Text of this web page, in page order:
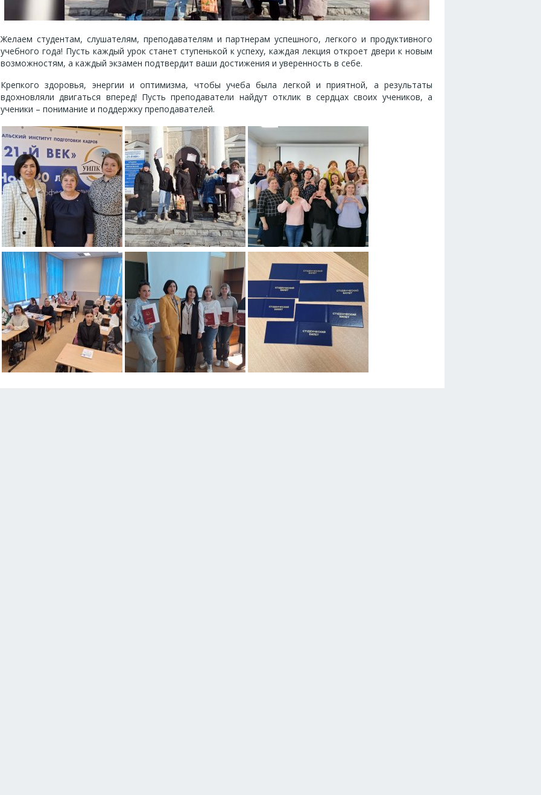
Желаем студентам, слушателям, преподавателям и партнерам успешного, легкого и продуктивного
учебного года! Пусть каждый урок станет ступенькой к успеху, каждая лекция откроет двери к новым
возможностям, а каждый экзамен подтвердит ваши достижения и уверенность в себе.
Крепкого здоровья, энергии и оптимизма, чтобы учеба была легкой и приятной, а результаты
вдохновляли двигаться вперед! Пусть преподаватели найдут отклик в сердцах своих учеников, а
ученики – понимание и поддержку преподавателей.